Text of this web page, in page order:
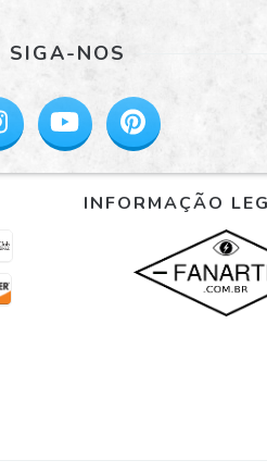
SIGA-NOS
INFORMAÇÃO